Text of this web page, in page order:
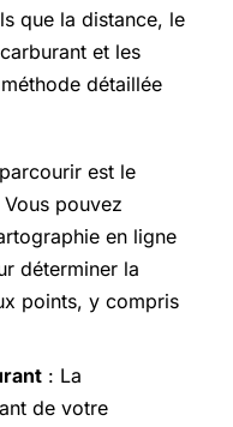
que la distance, le
et les
détaillée
est le
pouvez
en ligne
déterminer la
points, y compris
: La
de votre